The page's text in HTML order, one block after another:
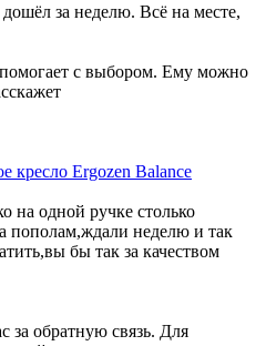
за неделю. Всё на месте,
с выбором. Ему можно
кресло Ergozen Balance
на одной ручке столько
пополам,ждали неделю и так
бы так за качеством
за обратную связь. Для